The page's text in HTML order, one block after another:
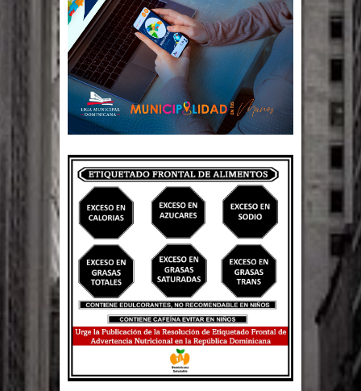
reúne con alcalde San Cristóbal
Un lunes trágico deja seis jóvenes
muertos
Heridos y edificios colapsados tras
terremoto de magnitud 7,1 en Japón
Poder Ejecutivo promulga
modificaciones al nuevo Código Penal
Diputado Félix Michell Rodríguez
reveló que con Presupuesto
Complementario gobierno endeuda
país con 3,500 millones de dólares